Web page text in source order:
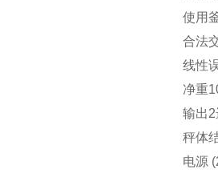
使用
合法
线性
净重
输出2
秤体
电源